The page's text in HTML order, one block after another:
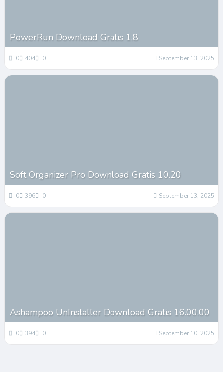
PowerRun Download Gratis 1.8
0 404 0 September 13, 2025
Soft Organizer Pro Download Gratis 10.20
0 396 0 September 13, 2025
Ashampoo UnInstaller Download Gratis 16.00.00
0 394 0 September 10, 2025